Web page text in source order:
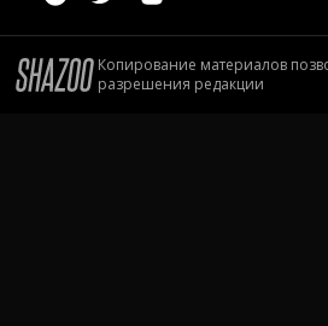
Копирование материалов
разрешения редакции